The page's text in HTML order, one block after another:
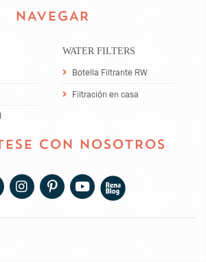
NAVEGAR
WATER FILTERS
Botella Filtrante RW
Filtración en casa
CON NOSOTROS